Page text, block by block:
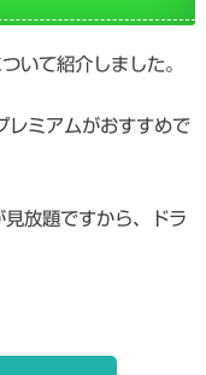
いて紹介しました。
レミアムがおすすめで
放題ですから、ドラ